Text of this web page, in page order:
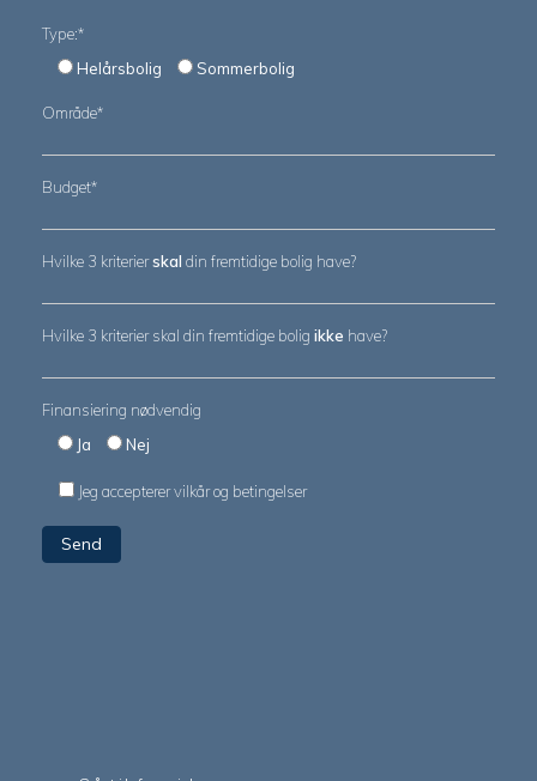
Type:*
Helårsbolig
Sommerbolig
Område*
Budget*
Hvilke 3 kriterierskal din fremtidige bolig have?
Hvilke 3 kriterier skal din fremtidige bolig ikke have?
Finansiering nødvendig
Ja
Nej
Jeg accepterervilkår og betingelser